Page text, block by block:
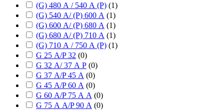
(G) 480 А / 540 А (P) (1)
(G) 540 А/ (P) 600 А (1)
(G) 600 А/ (P) 680 А (1)
(G) 680 А/ (P) 710 А (1)
(G) 710 А / 750 А (P) (1)
G 25 А/P 32 (0)
G 32 А/ 37 А P (0)
G 37 А/P 45 А (0)
G 45 А/P 60 А (0)
G 60 А/P 75 А А (0)
G 75 А А/P 90 А (0)